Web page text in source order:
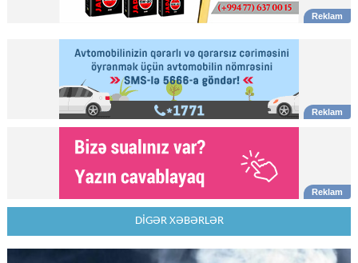
DİGƏR XƏBƏRLƏR